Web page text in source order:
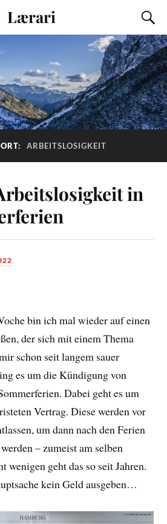
Lærari
ARBEITSLOSIGKEIT
in
bin ich mal wieder auf einen
der sich mit einem Thema
schon seit langem sauer
es um die Kündigung von
Dabei geht es um
Vertrag. Diese werden vor
um dann nach den Ferien
– zumeist am selben
wenigen geht das so seit Jahren.
kein Geld ausgeben…